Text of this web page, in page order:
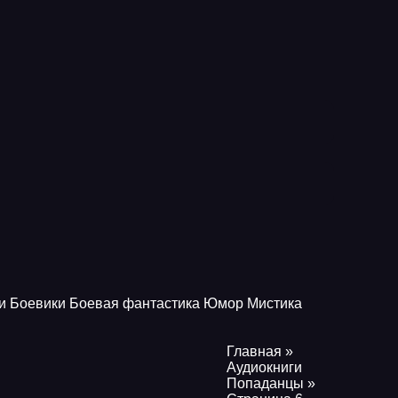
Боевики Боевая фантастика Юмор Мистика
Главная »
Аудиокниги
Попаданцы »